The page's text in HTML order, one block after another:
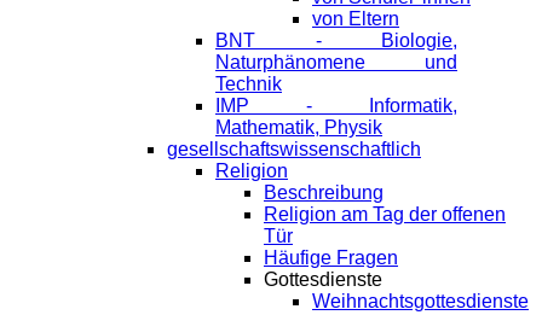
von Eltern
BNT - Biologie,
Naturphänomene und
Technik
IMP - Informatik,
Mathematik, Physik
gesellschaftswissenschaftlich
Religion
Beschreibung
Religion am Tag der offenen
Tür
Häufige Fragen
Gottesdienste
Weihnachtsgottesdienste